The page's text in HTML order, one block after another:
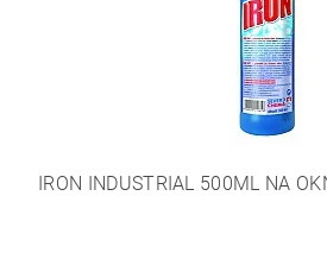
IRON INDUSTRIAL 500ML NA